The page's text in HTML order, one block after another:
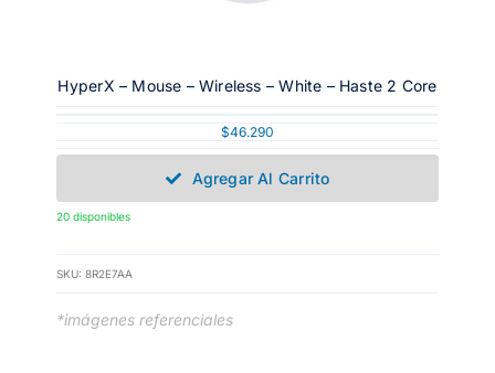
HyperX – Mouse – Wireless – White – Haste 2 Core
$46.290
Agregar Al Carrito
20 disponibles
SKU: 8R2E7AA
*imágenes referenciales